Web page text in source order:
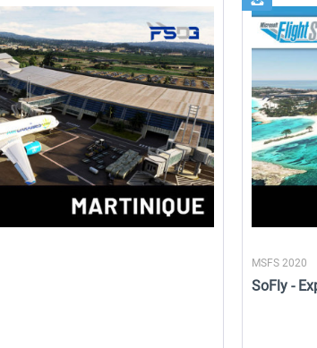
MSFS 2020
SoFly -